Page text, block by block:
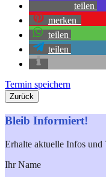
teilen
merken
teilen
teilen
Termin speichern
Zurück
Bleib Informiert!
Erhalte aktuelle Infos
Ihr Name